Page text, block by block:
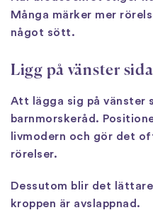
Många märker mer
något sött.
Ligg på vänster sida
Att lägga sig på vänster
barnmorskeråd.
livmodern och gör det
rörelser.
Dessutom blir det
kroppen är avslappnad.